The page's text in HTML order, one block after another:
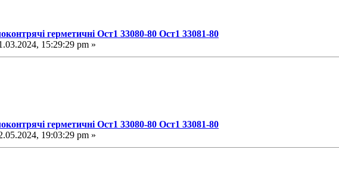
герметичні Ост1 33080-80 Ост1 33081-80
15:29:29 pm »
герметичні Ост1 33080-80 Ост1 33081-80
19:03:29 pm »